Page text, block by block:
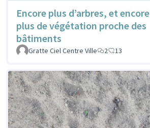
Encore plus d’arbres, et encore
plus de végétation proche des
bâtiments
Gratte Ciel Centre Ville 2 13